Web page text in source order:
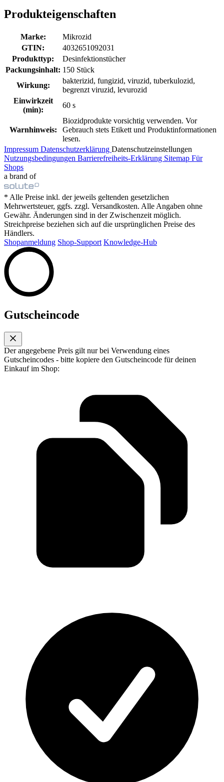
Produkteigenschaften
Marke:
Mikrozid
GTIN:
4032651092031
Produkttyp:
Desinfektionstücher
Packungsinhalt: 150 Stück
Wirkung:
bakterizid, fungizid, viruzid, tuberkulozid,
begrenzt viruzid, levurozid
Einwirkzeit
(min):
60 s
Warnhinweis:
Biozidprodukte vorsichtig verwenden. Vor
Gebrauch stets Etikett und Produktinformationen
lesen.
Impressum Datenschutzerklärung Datenschutzeinstellungen
Nutzungsbedingungen Barrierefreiheits-Erklärung Sitemap Für
Shops
a brand of
* Alle Preise inkl. der jeweils geltenden gesetzlichen
Mehrwertsteuer, ggfs. zzgl. Versandkosten. Alle Angaben ohne
Gewähr. Änderungen sind in der Zwischenzeit möglich.
Streichpreise beziehen sich auf die ursprünglichen Preise des
Händlers.
Shopanmeldung Shop-Support Knowledge-Hub
Gutscheincode
Der angegebene Preis gilt nur bei Verwendung eines
Gutscheincodes - bitte kopiere den Gutscheincode für deinen
Einkauf im Shop: